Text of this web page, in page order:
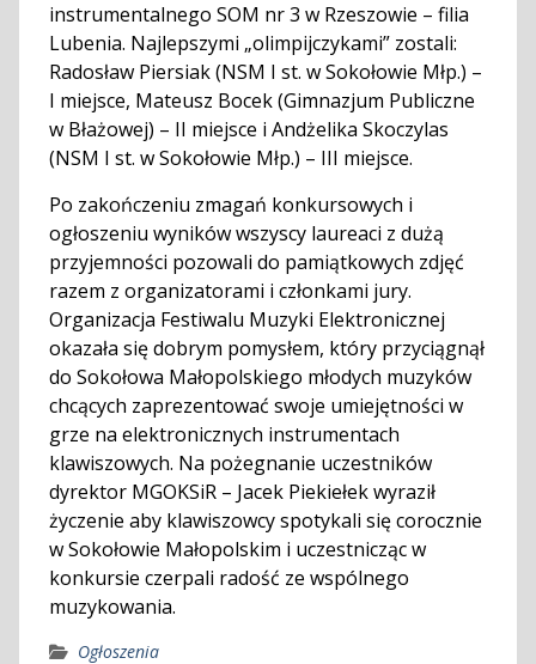
instrumentalnego SOM nr 3 w Rzeszowie – filia
Lubenia. Najlepszymi „olimpijczykami” zostali:
Radosław Piersiak (NSM I st. w Sokołowie Młp.) –
I miejsce, Mateusz Bocek (Gimnazjum Publiczne
w Błażowej) – II miejsce i Andżelika Skoczylas
(NSM I st. w Sokołowie Młp.) – III miejsce.
Po zakończeniu zmagań konkursowych i
ogłoszeniu wyników wszyscy laureaci z dużą
przyjemności pozowali do pamiątkowych zdjęć
razem z organizatorami i członkami jury.
Organizacja Festiwalu Muzyki Elektronicznej
okazała się dobrym pomysłem, który przyciągnął
do Sokołowa Małopolskiego młodych muzyków
chcących zaprezentować swoje umiejętności w
grze na elektronicznych instrumentach
klawiszowych. Na pożegnanie uczestników
dyrektor MGOKSiR – Jacek Piekiełek wyraził
życzenie aby klawiszowcy spotykali się corocznie
w Sokołowie Małopolskim i uczestnicząc w
konkursie czerpali radość ze wspólnego
muzykowania.
Ogłoszenia